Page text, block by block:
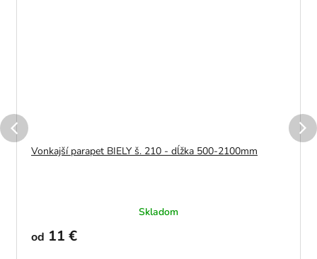
Vonkajší parapet BIELY š. 210 - dĺžka 500-2100mm
Skladom
od 11 €